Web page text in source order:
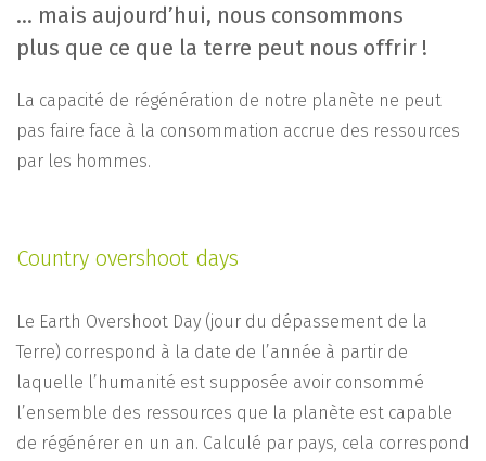
… mais aujourd’hui, nous consommons
plus que ce que la terre peut nous offrir !
La capacité de régénération de notre planète ne peut
pas faire face à la consommation accrue des ressources
par les hommes.
Country overshoot days
Le Earth Overshoot Day (jour du dépassement de la
Terre) correspond à la date de l’année à partir de
laquelle l’humanité est supposée avoir consommé
l’ensemble des ressources que la planète est capable
de régénérer en un an. Calculé par pays, cela correspond